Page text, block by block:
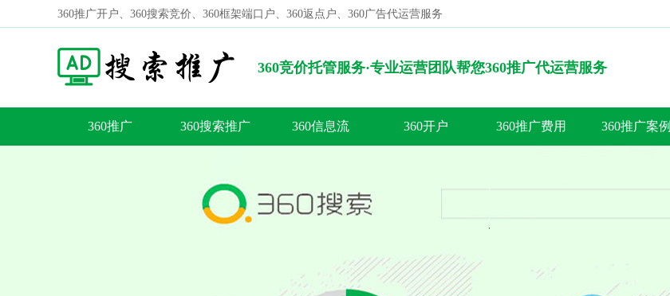
360推广开户、360搜索竞价、360框架端口户、360返点户、360广告代运营服务
360竞价托管服务·专业运营团队帮您360推广代运营服务
搜索
360推广 360搜索推广 360信息流 360开户 360推广费用 360推广案例
吗？